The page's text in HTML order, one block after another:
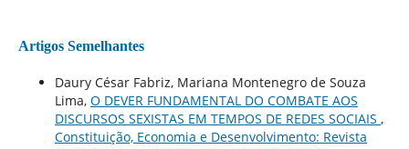
Artigos Semelhantes
Daury César Fabriz, Mariana Montenegro de Souza
Lima, O DEVER FUNDAMENTAL DO COMBATE AOS
DISCURSOS SEXISTAS EM TEMPOS DE REDES SOCIAIS ,
Constituição, Economia e Desenvolvimento: Revista